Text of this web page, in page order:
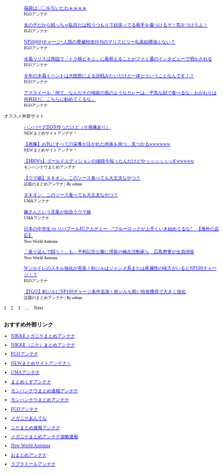
福袋は〇〇を引いたわｗｗｗｗ
FGOアンテナ
女の子だから戦っちゃ駄目だは戦うつもりで頑張ってる相手を傷つけるぞ！気をつけろよ！
FGOアンテナ
NP50(60)チャージ+人類の脅威特攻付与のマリスビリー礼装結構強くない？
FGOアンテナ
水着リリスは再臨で「トラ柄ビキニ」に着替えることがファミ通のインタビューで明かされる
FGOアンテナ
今年の水着イベントは大怪獣による決戦みたいだけど一体どういうことなんです！？
FGOアンテナ
アズライール「待て、なんだその地獄の底のようなカレーは。平気な顔で食べるな、おかわりは
何杯目だ。こちらに勧めてくるな」
FGOアンテナ
オススメ外部サイト
ハンバーグDON作ったけど（※画像あり）
NEWまとめサイトアンテナ！
【画像】お乳にすべての栄養が注がれた肉体を持つ、見つかるwwwwww
NEWまとめサイトアンテナ！
【MHWs】ゴールドエディションの値段今知ったんだけどやっっっっっっすwwwww
モンハンナウまとめアンテナ
【ウマ娘】タキオン、このソース食べても大丈夫なやつ？
話題のまとめアンテナ By admin
タキオン、このソース食べても大丈夫なやつ？
UMAアンテナ
嫁さんという言葉が似合うウマ娘
UMAアンテナ
日本の中学生 vs リバプールFCアカデミー “ブルーロックが上手くいき始めてるな” 【海外の反
応】
New World Antenna
「座り込んで闘う！」も…平和記念公園に滞留の極左活動家ら 広島県警が全員排除
New World Antenna
Wジルドレのスキル強化が実装！剣ジルはジャンヌ系または星属性の味方がいるとNP100チャー
ジ！？
FGOアンテナ
【FGO】剣ジルにNP100チャージ条件追加！術ジルも呪い特攻獲得で大きく強化
話題のまとめアンテナ By admin
1 2 3 Next
おすすめ外部リンク
NIKKEメガニケまとめアンテナ
NIKKE（ニケ）まとめアンテナ
FGOアンテナ
NEWまとめサイトアンテナ！
UMAアンテナ
まとめくすアンテナ
モンハンナウまとめ速報アンテナ
モンハンナウまとめアンテナ
FGOアンテナ
メガニケあんてな
ニケまとめ速報アンテナ
メガニケまとめアンテナ攻略速報
New World Antenna
おまとめアンテナ
ラブラドールアンテナ